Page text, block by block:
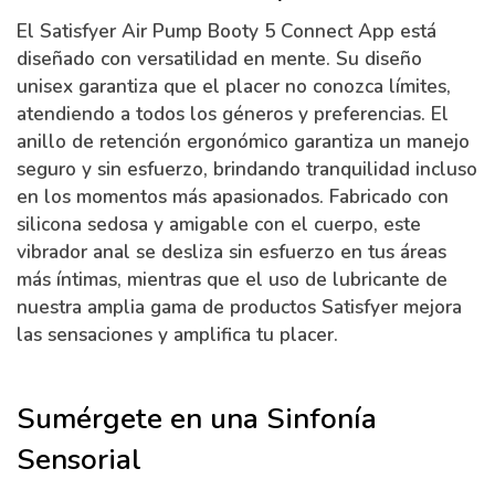
El Satisfyer Air Pump Booty 5 Connect App está
diseñado con versatilidad en mente. Su diseño
unisex garantiza que el placer no conozca límites,
atendiendo a todos los géneros y preferencias. El
anillo de retención ergonómico garantiza un manejo
seguro y sin esfuerzo, brindando tranquilidad incluso
en los momentos más apasionados. Fabricado con
silicona sedosa y amigable con el cuerpo, este
vibrador anal se desliza sin esfuerzo en tus áreas
más íntimas, mientras que el uso de lubricante de
nuestra amplia gama de productos Satisfyer mejora
las sensaciones y amplifica tu placer.
Sumérgete en una Sinfonía
Sensorial